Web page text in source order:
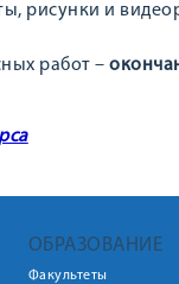
рисунки и
работ –
ОБРАЗОВАНИЕ
Факультеты